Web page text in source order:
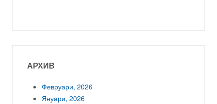
АРХИВ
Февруари, 2026
Януари, 2026